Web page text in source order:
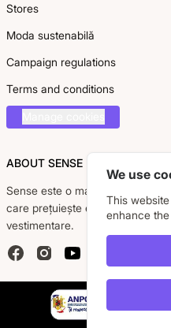
Stores
Moda sustenabilă
Campaign regulations
Terms and conditions
ABOUT SENSE
Sense este o marcă
care prețuiește eleganța,
vestimentare.
FacebookInstagramYouTube
We use
This
enhance